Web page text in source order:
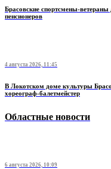
Брасовские спортсмены-ветераны
пенсионеров
4 августа 2026, 11:45
В Локотском доме культуры
хореограф-балетмейстер
Областные новости
6 августа 2026, 10:09